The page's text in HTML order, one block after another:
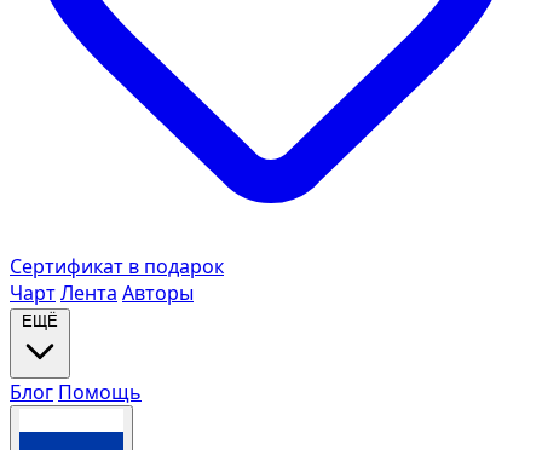
Сертификат в подарок
ЧартЛента Авторы
ЕЩЁ
Блог Помощь